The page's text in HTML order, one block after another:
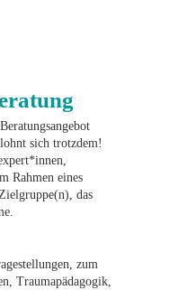
sich trotzdem!
Rahmen eines
das
zum
Traumapädagogik,